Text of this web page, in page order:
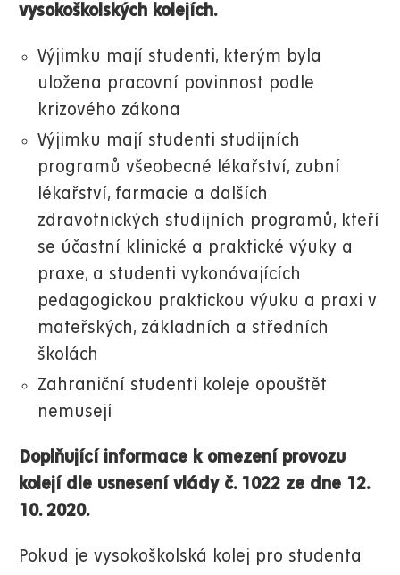
vysokoškolských kolejích.
Výjimku mají studenti, kterým byla
uložena pracovní povinnost podle
krizového zákona
Výjimku mají studenti studijních
programů všeobecné lékařství, zubní
lékařství, farmacie a dalších
zdravotnických studijních programů, kteří
se účastní klinické a praktické výuky a
praxe, a studenti vykonávajících
pedagogickou praktickou výuku a praxi v
mateřských, základních a středních
školách
Zahraniční studenti koleje opouštět
nemusejí
Doplňující informace k omezení provozu
kolejí dle usnesení vlády č. 1022 ze dne 12.
10. 2020.
Pokud je vysokoškolská kolej pro studenta